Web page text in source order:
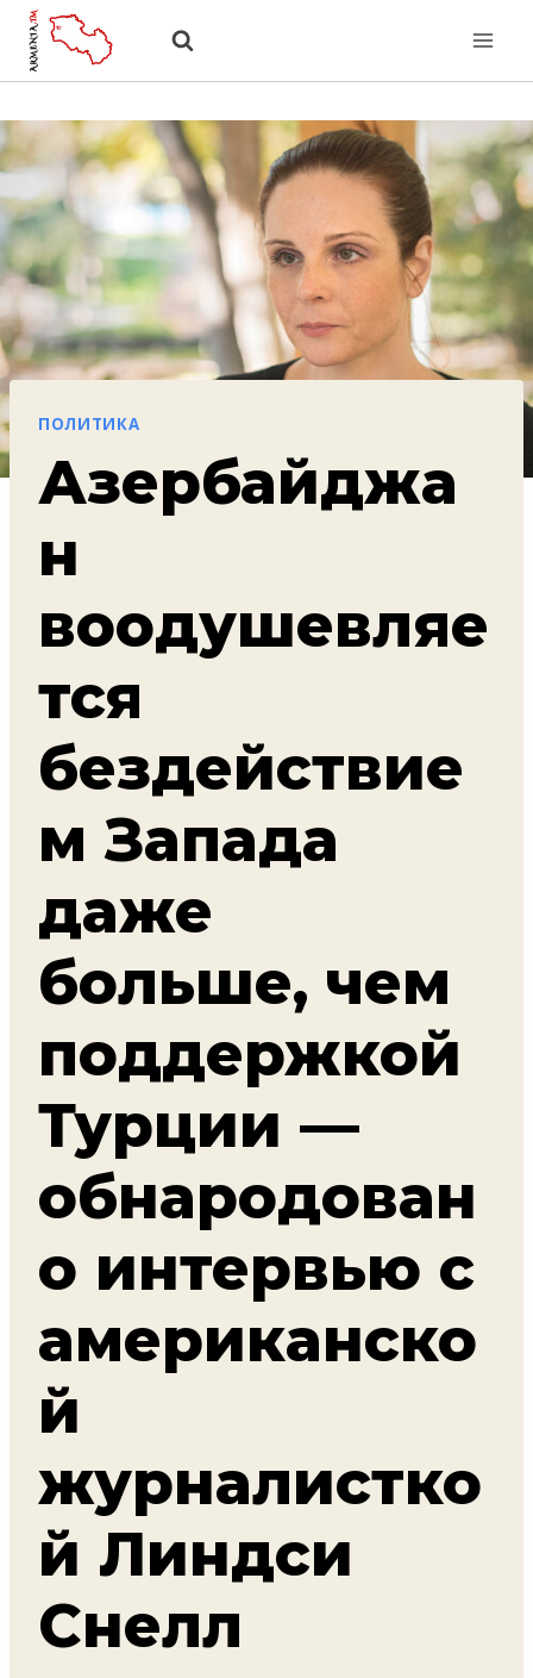
Перейти
ПОЛИТИКА
Азербайджа
н
воодушевляе
тся
бездействие
м Запада
даже
больше, чем
поддержкой
Турции —
обнародован
о интервью с
американско
й
журналистко
й Линдси
Снелл